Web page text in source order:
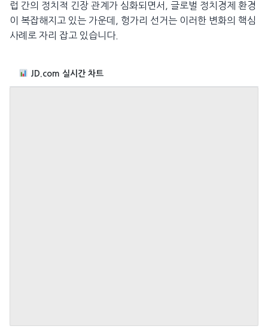
럽 간의 정치적 긴장 관계가 심화되면서, 글로벌 정치경제 환경
이 복잡해지고 있는 가운데, 헝가리 선거는 이러한 변화의 핵심
사례로 자리 잡고 있습니다.
JD.com 실시간 차트